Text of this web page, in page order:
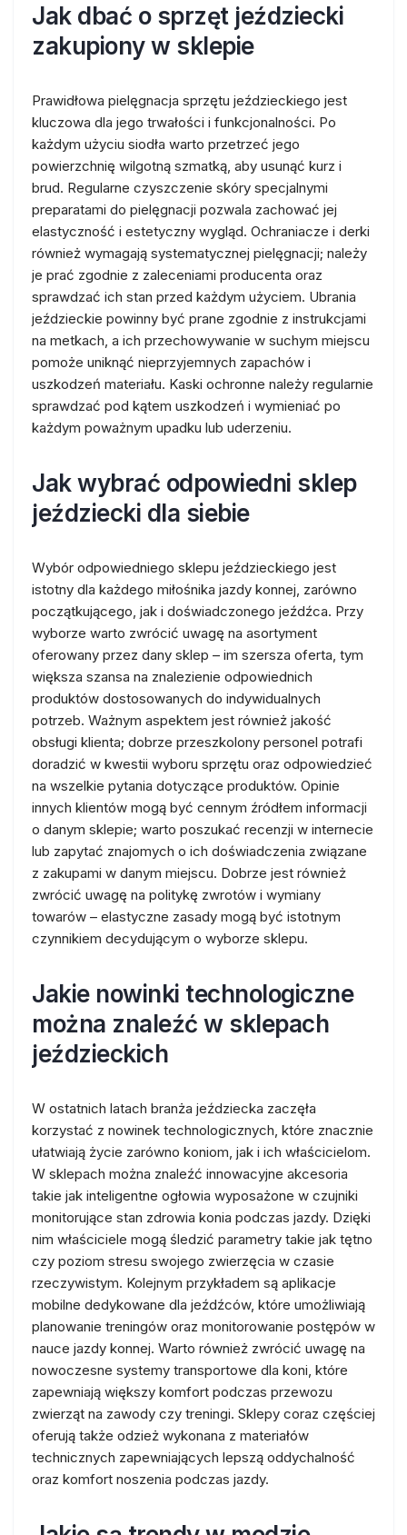
Jak dbać o sprzęt jeździecki
zakupiony w sklepie
Prawidłowa pielęgnacja sprzętu jeździeckiego jest
kluczowa dla jego trwałości i funkcjonalności. Po
każdym użyciu siodła warto przetrzeć jego
powierzchnię wilgotną szmatką, aby usunąć kurz i
brud. Regularne czyszczenie skóry specjalnymi
preparatami do pielęgnacji pozwala zachować jej
elastyczność i estetyczny wygląd. Ochraniacze i derki
również wymagają systematycznej pielęgnacji; należy
je prać zgodnie z zaleceniami producenta oraz
sprawdzać ich stan przed każdym użyciem. Ubrania
jeździeckie powinny być prane zgodnie z instrukcjami
na metkach, a ich przechowywanie w suchym miejscu
pomoże uniknąć nieprzyjemnych zapachów i
uszkodzeń materiału. Kaski ochronne należy regularnie
sprawdzać pod kątem uszkodzeń i wymieniać po
każdym poważnym upadku lub uderzeniu.
Jak wybrać odpowiedni sklep
jeździecki dla siebie
Wybór odpowiedniego sklepu jeździeckiego jest
istotny dla każdego miłośnika jazdy konnej, zarówno
początkującego, jak i doświadczonego jeźdźca. Przy
wyborze warto zwrócić uwagę na asortyment
oferowany przez dany sklep – im szersza oferta, tym
większa szansa na znalezienie odpowiednich
produktów dostosowanych do indywidualnych
potrzeb. Ważnym aspektem jest również jakość
obsługi klienta; dobrze przeszkolony personel potrafi
doradzić w kwestii wyboru sprzętu oraz odpowiedzieć
na wszelkie pytania dotyczące produktów. Opinie
innych klientów mogą być cennym źródłem informacji
o danym sklepie; warto poszukać recenzji w internecie
lub zapytać znajomych o ich doświadczenia związane
z zakupami w danym miejscu. Dobrze jest również
zwrócić uwagę na politykę zwrotów i wymiany
towarów – elastyczne zasady mogą być istotnym
czynnikiem decydującym o wyborze sklepu.
Jakie nowinki technologiczne
można znaleźć w sklepach
jeździeckich
W ostatnich latach branża jeździecka zaczęła
korzystać z nowinek technologicznych, które znacznie
ułatwiają życie zarówno koniom, jak i ich właścicielom.
W sklepach można znaleźć innowacyjne akcesoria
takie jak inteligentne ogłowia wyposażone w czujniki
monitorujące stan zdrowia konia podczas jazdy. Dzięki
nim właściciele mogą śledzić parametry takie jak tętno
czy poziom stresu swojego zwierzęcia w czasie
rzeczywistym. Kolejnym przykładem są aplikacje
mobilne dedykowane dla jeźdźców, które umożliwiają
planowanie treningów oraz monitorowanie postępów w
nauce jazdy konnej. Warto również zwrócić uwagę na
nowoczesne systemy transportowe dla koni, które
zapewniają większy komfort podczas przewozu
zwierząt na zawody czy treningi. Sklepy coraz częściej
oferują także odzież wykonana z materiałów
technicznych zapewniających lepszą oddychalność
oraz komfort noszenia podczas jazdy.